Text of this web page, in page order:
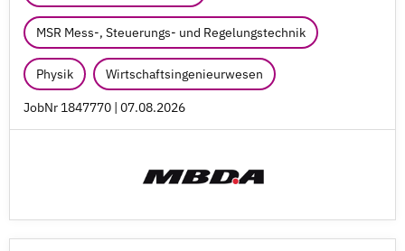
MSR Mess-, Steuerungs- und Regelungstechnik
Physik Wirtschaftsingenieurwesen
JobNr 1847770 | 07.08.2026